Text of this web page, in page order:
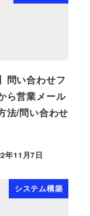
問い合わせフ
ら営業メール
法/問い合わせ
年11月7日
システム構築